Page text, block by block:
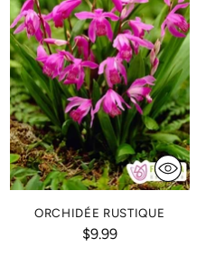
ORCHIDÉE RUSTIQUE
$9.99